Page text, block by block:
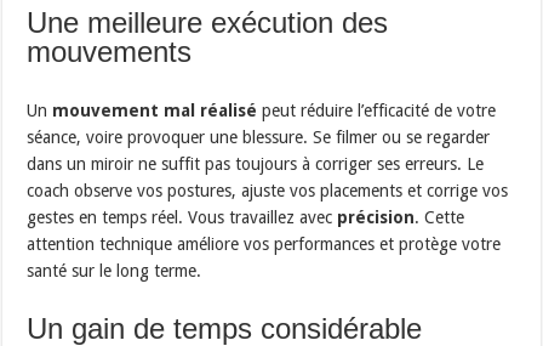
Une meilleure exécution des
mouvements
Un mouvement mal réalisé peut réduire l’efficacité de votre
séance, voire provoquer une blessure. Se filmer ou se regarder
dans un miroir ne suffit pas toujours à corriger ses erreurs. Le
coach observe vos postures, ajuste vos placements et corrige vos
gestes en temps réel. Vous travaillez avec précision. Cette
attention technique améliore vos performances et protège votre
santé sur le long terme.
Un gain de temps considérable